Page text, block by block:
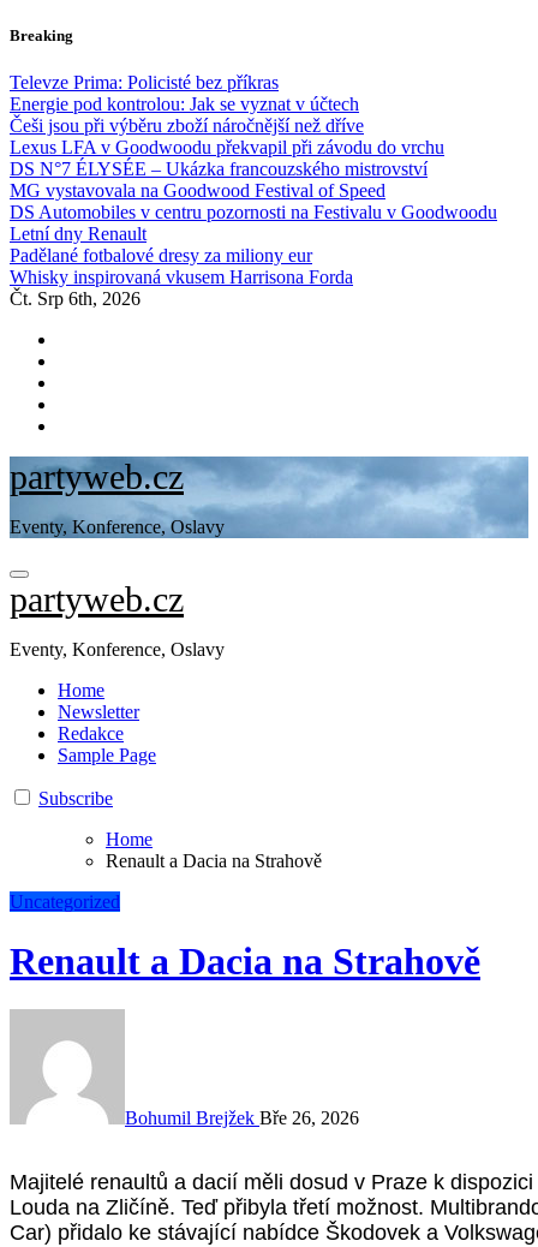
Skip
content
Breaking
Televze Prima: Policisté bez příkras
Energie pod kontrolou: Jak se vyznat v účtech
Češi jsou při výběru zboží náročnější než dříve
Lexus LFA v Goodwoodu překvapil při závodu do vrchu
DS N°7 ÉLYSÉE – Ukázka francouzského mistrovství
MG vystavovala na Goodwood Festival of Speed
DS Automobiles v centru pozornosti na Festivalu v Goodwoodu
Letní dny Renault
Padělané fotbalové dresy za miliony eur
Whisky inspirovaná vkusem Harrisona Forda
Čt. Srp 6th, 2026
partyweb.cz
Eventy, Konference, Oslavy
partyweb.cz
Eventy, Konference, Oslavy
Home
Newsletter
Redakce
Sample Page
Subscribe
Home
Renault a Dacia na Strahově
Uncategorized
Renault a Dacia na Strahově
Bohumil Brejžek Bře 26, 2026
Majitelé renaultů a dacií měli dosud v Praze k dispozici jen dva servisy, TUkas na Černokostelecké a
Louda na Zličíně. Teď přibyla třetí možnost.
Car) přidalo ke stávající nabídce Škodovek a